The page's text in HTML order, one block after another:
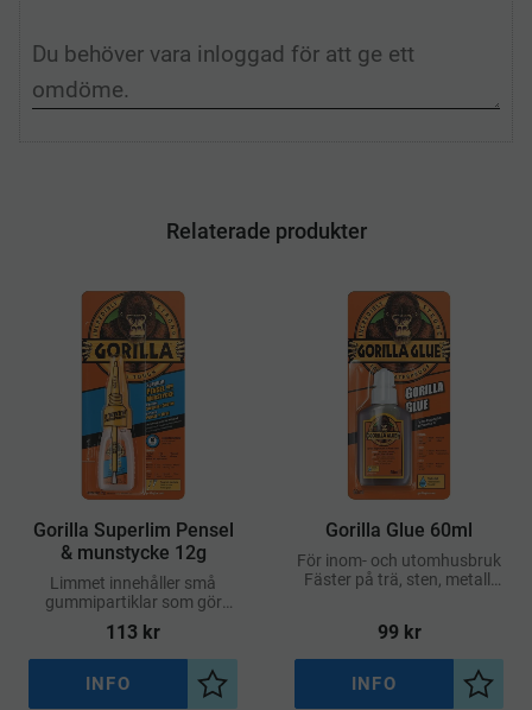
Relaterade produkter
Gorilla Superlim Pensel
& munstycke 12g
Limmet innehåller små
gummipartiklar som gör
limfogen mer flexibel och
stöttålig
113 kr
Lägg till i önskelista
INFO
Gorilla Glue 60ml
För inom- och utomhusbruk
Fäster på trä, sten, metall,
upp till 3 gånger under
härdning
99kr
Lägg
INFO